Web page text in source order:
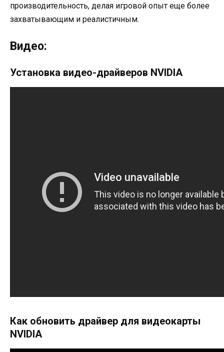
производительность, делая игровой опыт еще более
захватывающим и реалистичным.
Видео:
Установка видео-драйверов NVIDIA
Как обновить драйвер для видеокарты
NVIDIA